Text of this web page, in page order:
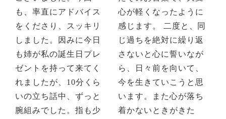
も、率直にアドバイス
をくださり、スッキリ
しました。因みに今日
も姉が私の誕生日プレ
ゼントを持って来てく
れましたが、10分くら
いの立ち話中、ずっと
腕組みでした。指も少
心が軽くなったように
感じます。 二度と、同
じ過ちを絶対に繰り返
さないと心に誓いなが
ら、日々前を向いて、
今を生きていこうと思
います。また心が落ち
着かないときがきた